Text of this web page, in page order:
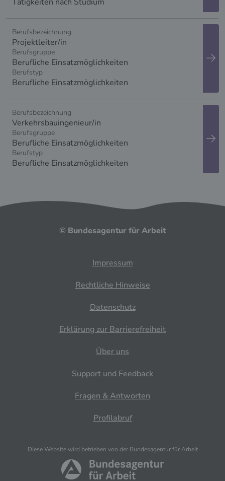
Projektleiter/in
Berufliche Einsatzmöglichkeiten
Berufliche Einsatzmöglichkeiten
anzeigen
Verkehrsbauingenieur/in
Berufliche Einsatzmöglichkeiten
Berufliche Einsatzmöglichkeiten
anzeigen